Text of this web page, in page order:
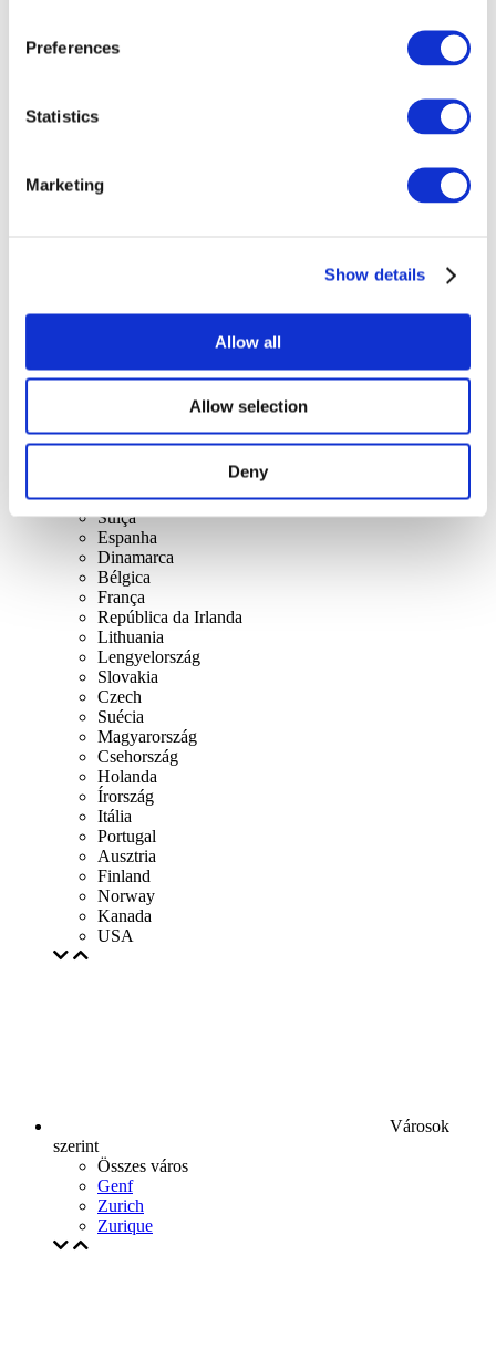
Preferences
Statistics
Marketing
Show details
Allow all
Allow selection
Deny
Concertos
Országok
Reino Unido
Suíça
Espanha
Dinamarca
Bélgica
França
República da Irlanda
Lithuania
Lengyelország
Slovakia
Czech
Suécia
Magyarország
Csehország
Holanda
Írország
Itália
Portugal
Ausztria
Finland
Norway
Kanada
USA
Városok
szerint
Összes város
Genf
Zurich
Zurique